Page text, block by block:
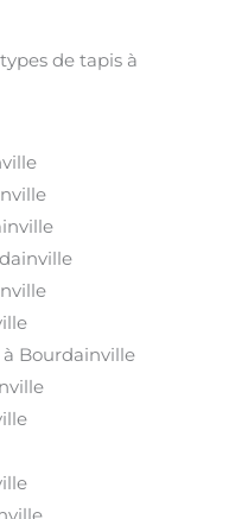
de tapis à
Bourdainville